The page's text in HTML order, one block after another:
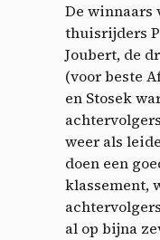
De winnaars
thuisrijders
Joubert, de
(voor beste
en Stosek
weer als
doen een
klassement,
al op bijna